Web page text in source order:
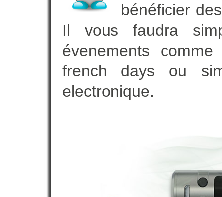
bénéficier
Il vous faudra
évenements
french days ou
electronique.